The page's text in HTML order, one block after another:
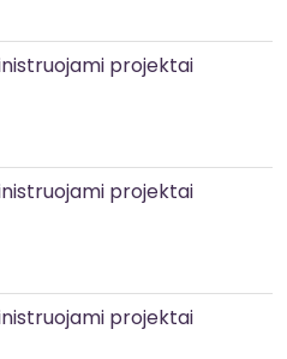
projektai
projektai
projektai